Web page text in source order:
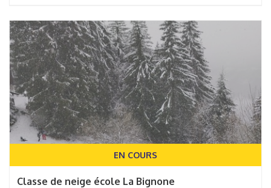
EN COURS
Classe de neige école La Bignone